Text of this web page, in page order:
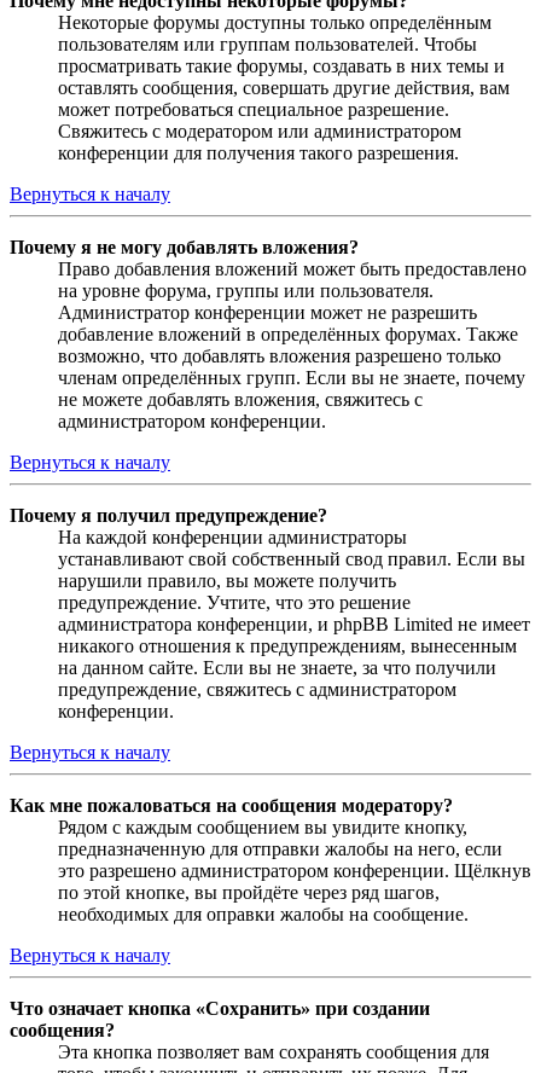
Некоторые форумы доступны только определённым
пользователям или группам пользователей. Чтобы
просматривать такие форумы, создавать в них темы и
оставлять сообщения, совершать другие действия, вам
может потребоваться специальное разрешение.
Свяжитесь с модератором или администратором
конференции для получения такого разрешения.
Вернуться к началу
Почему я не могу добавлять вложения?
Право добавления вложений может быть предоставлено
на уровне форума, группы или пользователя.
Администратор конференции может не разрешить
добавление вложений в определённых форумах. Также
возможно, что добавлять вложения разрешено только
членам определённых групп. Если вы не знаете, почему
не можете добавлять вложения, свяжитесь с
администратором конференции.
Вернуться к началу
Почему я получил предупреждение?
На каждой конференции администраторы
устанавливают свой собственный свод правил. Если вы
нарушили правило, вы можете получить
предупреждение. Учтите, что это решение
администратора конференции, и phpBB Limited не имеет
никакого отношения к предупреждениям, вынесенным
на данном сайте. Если вы не знаете, за что получили
предупреждение, свяжитесь с администратором
конференции.
Вернуться к началу
Как мне пожаловаться на сообщения модератору?
Рядом с каждым сообщением вы увидите кнопку,
предназначенную для отправки жалобы на него, если
это разрешено администратором конференции. Щёлкнув
по этой кнопке, вы пройдёте через ряд шагов,
необходимых для оправки жалобы на сообщение.
Вернуться к началу
Что означает кнопка «Сохранить» при создании
сообщения?
Эта кнопка позволяет вам сохранять сообщения для